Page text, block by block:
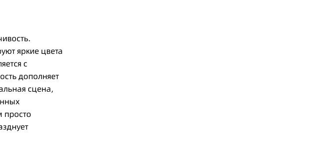
яркие цвета
с
дополняет
сцена,
просто